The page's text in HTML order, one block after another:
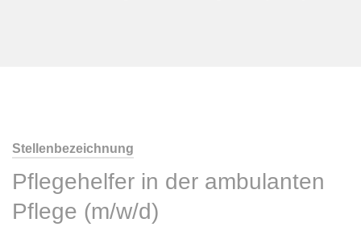
Stellenbezeichnung
Pflegehelfer in der ambulanten
Pflege (m/w/d)